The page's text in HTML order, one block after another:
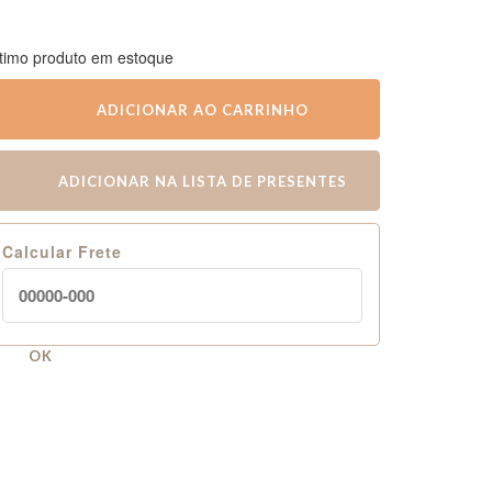
produto em estoque
ADICIONAR AO CARRINHO
ADICIONAR NA LISTA DE PRESENTES
Calcular Frete
OK